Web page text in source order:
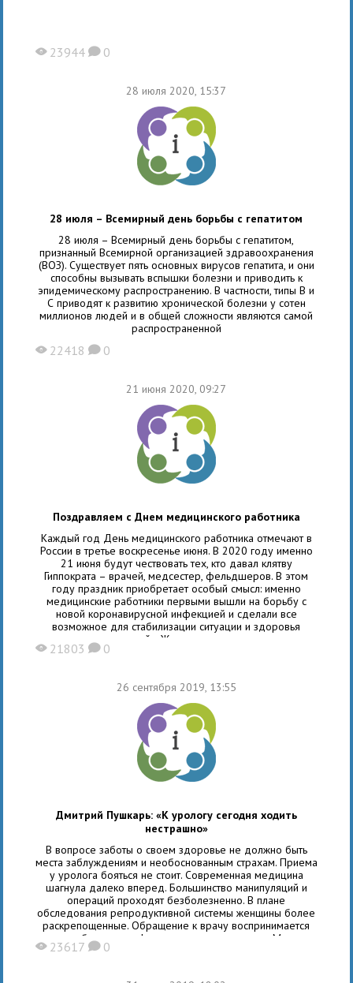
X 23944 K 0
28 июля 2020, 15:37
28 июля – Всемирный день борьбы с гепатитом
28 июля – Всемирный день борьбы с гепатитом,
признанный Всемирной организацией здравоохранения
(ВОЗ). Существует пять основных вирусов гепатита, и они
способны вызывать вспышки болезни и приводить к
эпидемическому распространению. В частности, типы В и
С приводят к развитию хронической болезни у сотен
миллионов людей и в общей сложности являются самой
распространенной
X 22418 K 0
21 июня 2020, 09:27
Поздравляем с Днем медицинского работника
Каждый год День медицинского работника отмечают в
России в третье воскресенье июня. В 2020 году именно
21 июня будут чествовать тех, кто давал клятву
Гиппократа – врачей, медсестер, фельдшеров. В этом
году праздник приобретает особый смысл: именно
медицинские работники первыми вышли на борьбу с
новой коронавирусной инфекцией и сделали все
возможное для стабилизации ситуации и здоровья
людей. «Жертвуя своим
X 21803 K 0
26 сентября 2019, 13:55
Дмитрий Пушкарь: «К урологу сегодня ходить
нестрашно»
В вопросе заботы о своем здоровье не должно быть
места заблуждениям и необоснованным страхам. Приема
у уролога бояться не стоит. Современная медицина
шагнула далеко вперед. Большинство манипуляций и
операций проходят безболезненно. В плане
обследования репродуктивной системы женщины более
раскрепощенные. Обращение к врачу воспринимается
ими как обычная профилактическая процедура. Мужчины
же чаще стесняются и опасаются
X 23617 K 0